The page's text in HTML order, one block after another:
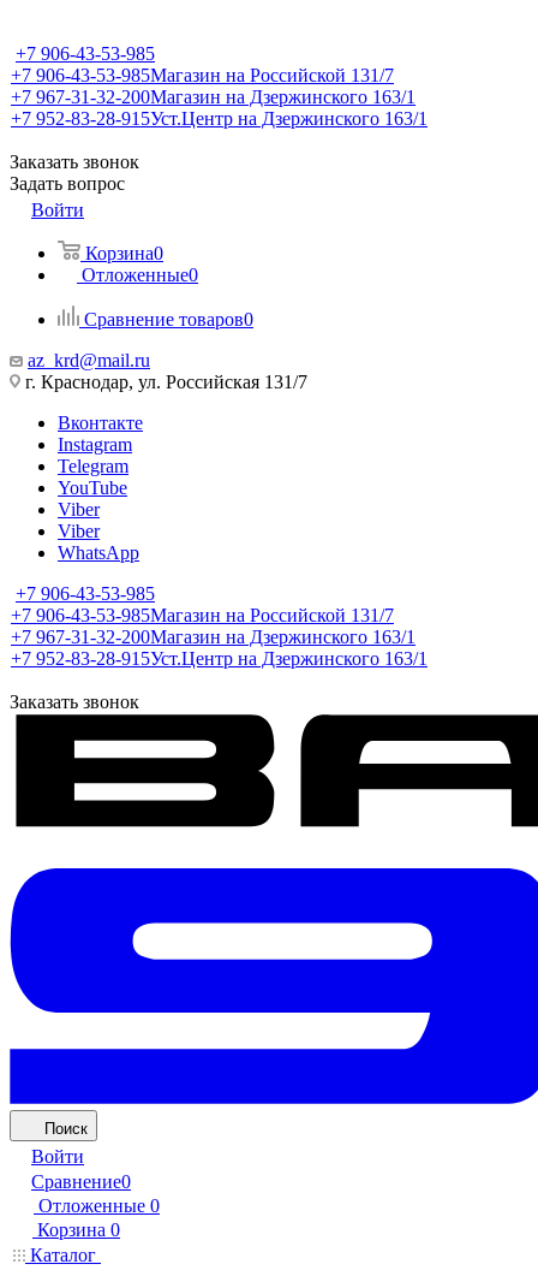
+7 906-43-53-985
+7 906-43-53-985Магазин на Российской 131/7
+7 967-31-32-200Магазин на Дзержинского 163/1
+7 952-83-28-915Уст.Центр на Дзержинского 163/1
Заказать звонок
Задать вопрос
Войти
Корзина0
Отложенные0
Сравнение товаров0
az_krd@mail.ru
г. Краснодар, ул. Российская 131/7
Вконтакте
Instagram
Telegram
YouTube
Viber
Viber
WhatsApp
+7 906-43-53-985
+7 906-43-53-985Магазин на Российской 131/7
+7 967-31-32-200Магазин на Дзержинского 163/1
+7 952-83-28-915Уст.Центр на Дзержинского 163/1
Заказать звонок
Поиск
Войти
Сравнение0
Отложенные 0
Корзина 0
Каталог